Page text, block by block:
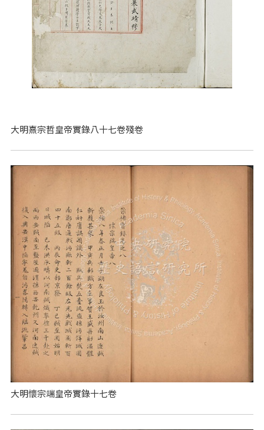
大明熹宗哲皇帝實錄八十七卷殘卷
大明懷宗端皇帝實錄十七卷